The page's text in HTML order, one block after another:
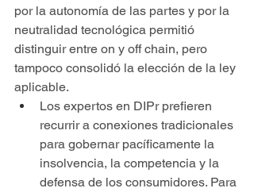
por la autonomía de las partes y por la
neutralidad tecnológica permitió
distinguir entre on y off chain, pero
tampoco consolidó la elección de la ley
aplicable.
Los expertos en DIPr prefieren
recurrir a conexiones tradicionales
para gobernar pacíficamente la
insolvencia, la competencia y la
defensa de los consumidores. Para